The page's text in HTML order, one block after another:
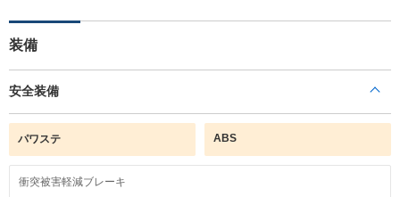
装備
安全装備
パワステ ABS
衝突被害軽減ブレーキ